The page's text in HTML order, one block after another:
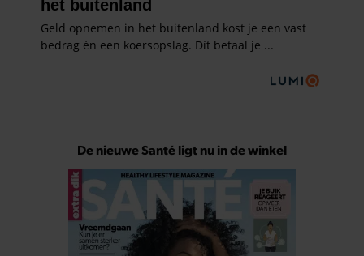
De nieuwe Santé ligt nu in de winkel